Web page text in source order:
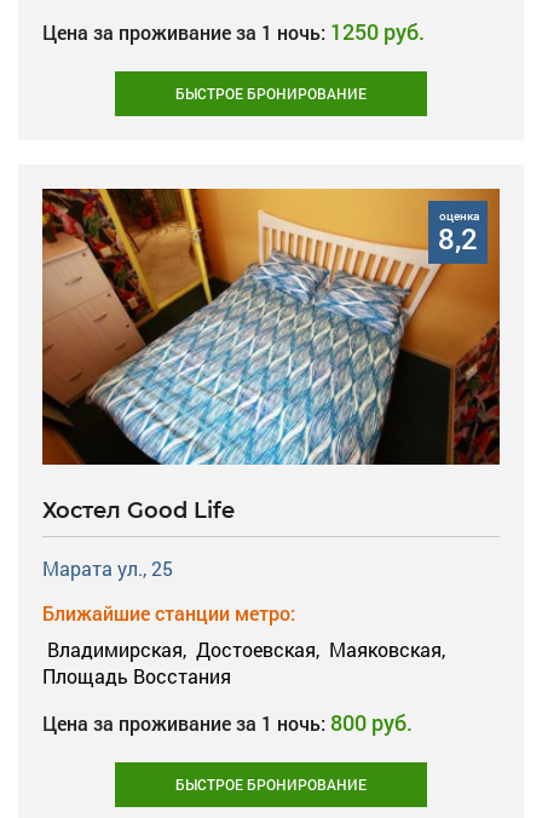
Цена за проживание за 1 ночь: 1250 руб.
БЫСТРОЕ БРОНИРОВАНИЕ
оценка
8,2
Хостел Good Life
Марата ул., 25
Ближайшие станции метро:
Владимирская, Достоевская, Маяковская,
Площадь Восстания
Цена за проживание за 1 ночь: 800 руб.
БЫСТРОЕ БРОНИРОВАНИЕ